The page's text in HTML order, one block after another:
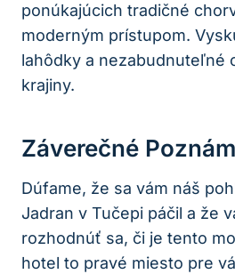
ponúkajúcich tradičné
moderným prístupom.
lahôdky a nezabudnuteľné
krajiny.
Záverečné
Dúfame, že sa vám náš
Jadran v Tučepi páčil a že
rozhodnúť sa, či je tento
hotel to pravé miesto pre